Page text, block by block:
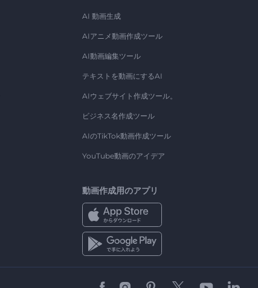
AI 動画生成
AIアニメ動画作成ツール
AI動画編集ツール
テキストを動画にするAI
AIウェブサイト作成ツール。
ビジネス名作成ツール
AIのTikTok動画作成ツール
YouTube動画のアイデア
動画作成用のアプリ